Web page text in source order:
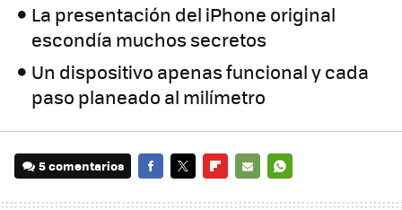
La presentación del iPhone original
escondía muchos secretos
Un dispositivo apenas funcional y cada
paso planeado al milímetro
5 comentarios